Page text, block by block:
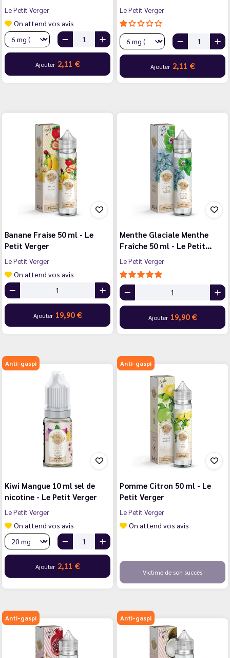
Le Petit Verger
On attend vos avis
Ajouter 2,11 €
Le Petit Verger
Ajouter 2,11 €
Banane Fraise 50 ml - Le
Petit Verger
Le Petit Verger
On attend vos avis
Ajouter 19,90 €
Menthe Glaciale Menthe
Fraîche 50 ml - Le Petit…
Le Petit Verger
Ajouter 19,90 €
Anti-gaspi
Kiwi Mangue 10 ml sel de
nicotine - Le Petit Verger
Le Petit Verger
On attend vos avis
Ajouter 2,11 €
Anti-gaspi
Pomme Citron 50 ml - Le
Petit Verger
Le Petit Verger
On attend vos avis
Victime de son succès
Anti-gaspi Anti-gaspi